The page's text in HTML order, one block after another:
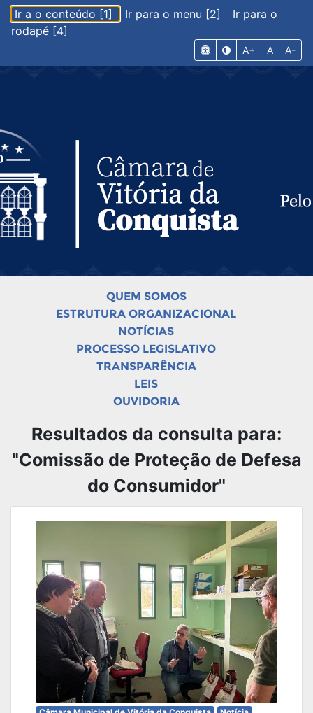
Ir a o conteúdo [1] Ir para o menu [2]
Ir para o
rodapé [4]
A+ A A-
QUEM SOMOS
ESTRUTURA ORGANIZACIONAL
NOTÍCIAS
PROCESSO LEGISLATIVO
TRANSPARÊNCIA
LEIS
OUVIDORIA
Resultados da consulta para:
"Comissão de Proteção de Defesa
do Consumidor"